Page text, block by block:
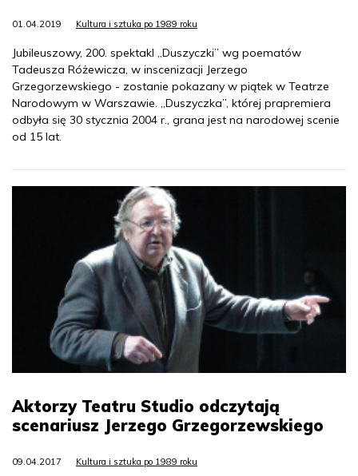
01.04.2019 Kultura i sztuka po 1989 roku
Jubileuszowy, 200. spektakl „Duszyczki” wg poematów
Tadeusza Różewicza, w inscenizacji Jerzego
Grzegorzewskiego - zostanie pokazany w piątek w Teatrze
Narodowym w Warszawie. „Duszyczka”, której prapremiera
odbyła się 30 stycznia 2004 r., grana jest na narodowej scenie
od 15 lat.
Aktorzy Teatru Studio odczytają
scenariusz Jerzego Grzegorzewskiego
09.04.2017 Kultura i sztuka po 1989 roku